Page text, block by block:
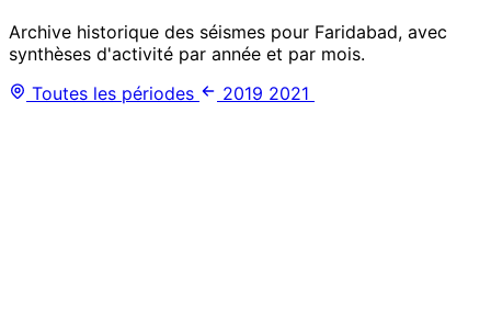
Archive historique des séismes pour Faridabad, avec
synthèses d'activité par année et par mois.
Toutes les périodes
2019 2021